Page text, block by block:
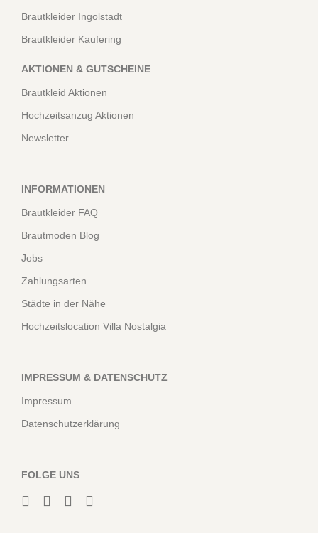
Brautkleider Ingolstadt
Brautkleider Kaufering
AKTIONEN & GUTSCHEINE
Brautkleid Aktionen
Hochzeitsanzug Aktionen
Newsletter
INFORMATIONEN
Brautkleider FAQ
Brautmoden Blog
Jobs
Zahlungsarten
Städte in der Nähe
Hochzeitslocation Villa Nostalgia
IMPRESSUM & DATENSCHUTZ
Impressum
Datenschutzerklärung
FOLGE UNS